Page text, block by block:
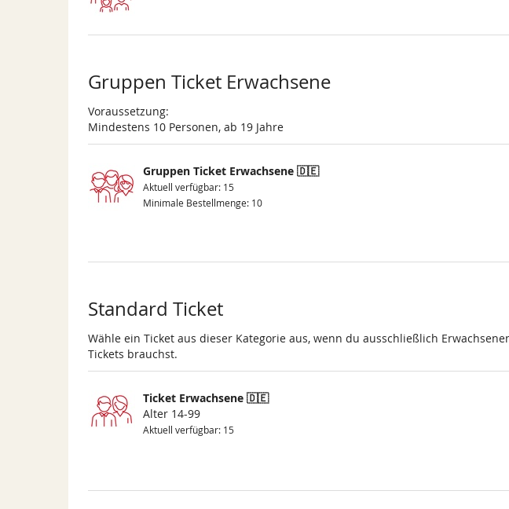
Gruppen Ticket Erwachsene
Voraussetzung:
Mindestens 10 Personen, ab 19 Jahre
Gruppen Ticket Erwachsene 🇩🇪
Aktuell verfügbar: 15
Minimale Bestellmenge: 10
Standard Ticket
Wähle ein Ticket aus dieser Kategorie aus, wenn du ausschließlich
Tickets brauchst.
Ticket Erwachsene 🇩🇪
Alter 14-99
Aktuell verfügbar: 15